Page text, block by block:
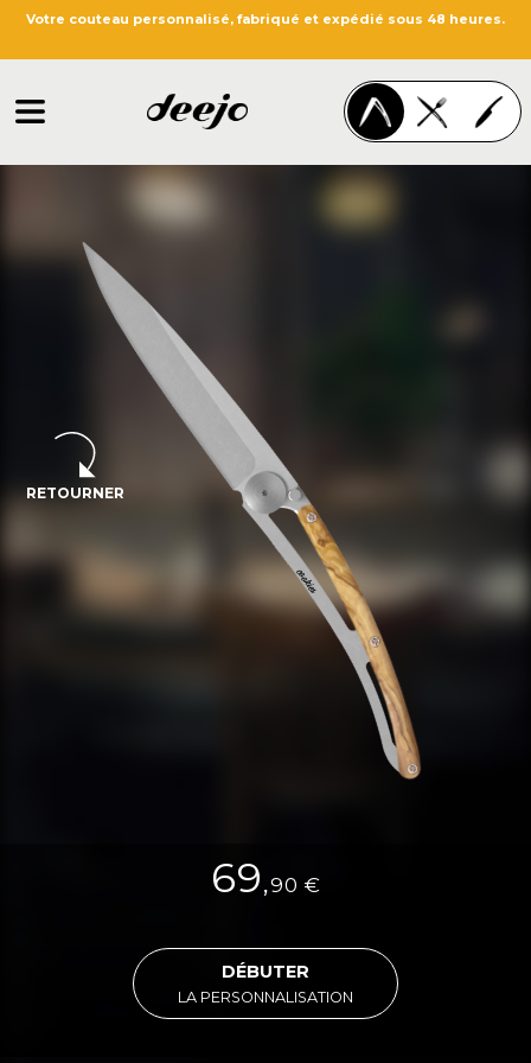
RETOURNER
c
oo
k
i
e
s
69,90 €
DÉBUTER
LA PERSONNALISATION
Votre couteau personnalisé, fabriqué et expédié sous 48 heures.